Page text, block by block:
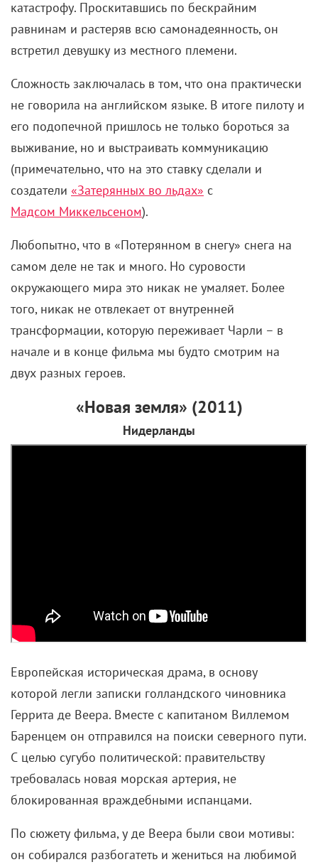
фильмы про полярные экспедиции демонстрируют
не только героизм исследователей, но и сложность
человеческих отношений в условиях изоляции.
Именно поэтому они остаются актуальными спустя
«Потерянный в снегах» (2003)
Канада
Холлидее, который в 1950-х бороздил воздушное
пространство Канадской Арктики, но однажды
выживание, но и выстраивать коммуникацию
(примечательно, что на это ставку сделали и
создатели
Мадсом Миккельсеном
Любопытно, что в «Потерянном в снегу» снега на
самом деле не так и много. Но суровости
окружающего мира это никак не умаляет. Более
того, никак не отвлекает от внутренней
трансформации, которую переживает Чарли – в
начале и в конце фильма мы будто смотрим на
двух разных героев.